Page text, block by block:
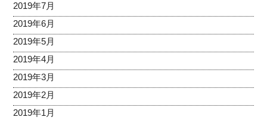
2019年7月
2019年6月
2019年5月
2019年4月
2019年3月
2019年2月
2019年1月